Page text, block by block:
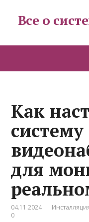
Все о
Как
систему
для
04.11.2024
0